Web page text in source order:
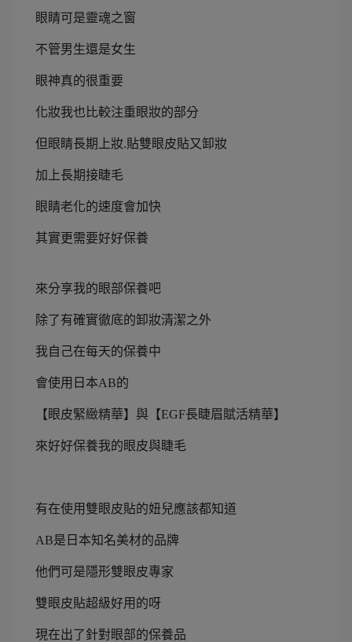
眼睛可是靈魂之窗
不管男生還是女生
眼神真的很重要
化妝我也比較注重眼妝的部分
但眼睛長期上妝.貼雙眼皮貼又卸妝
加上長期接睫毛
眼睛老化的速度會加快
其實更需要好好保養
來分享我的眼部保養吧
除了有確實徹底的卸妝清潔之外
我自己在每天的保養中
會使用日本AB的
【眼皮緊緻精華】與【EGF長睫眉賦活精華】
來好好保養我的眼皮與睫毛
有在使用雙眼皮貼的妞兒應該都知道
AB是日本知名美材的品牌
他們可是隱形雙眼皮專家
雙眼皮貼超級好用的呀
現在出了針對眼部的保養品